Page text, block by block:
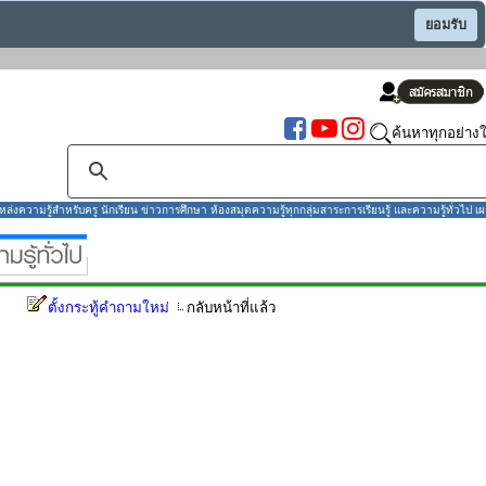
ยอมรับ
ค้นหาทุกอย่าง
งความรู้สำหรับครู นักเรียน ข่าวการศึกษา ห้องสมุดความรู้ทุกกลุ่มสาระการเรียนรู้ และความรู้ทั่วไป เ
ตั้งกระทู้คำถามใหม่ กลับหน้าที่แล้ว